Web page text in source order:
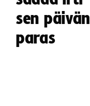
sen päivän
paras